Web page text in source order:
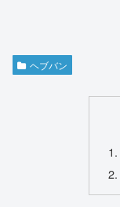
ヘブバン